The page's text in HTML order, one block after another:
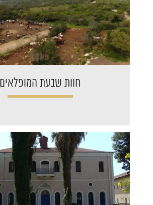
חוות שבעת המופלאים